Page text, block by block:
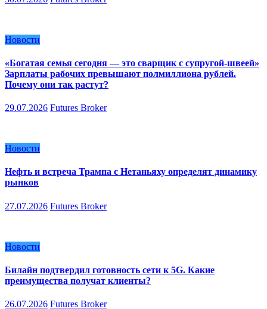
Новости
«Богатая семья сегодня — это сварщик с супругой-швеей»
Зарплаты рабочих превышают полмиллиона рублей.
Почему они так растут?
29.07.2026 Futures Broker
Новости
Нефть и встреча Трампа с Нетаньяху определят динамику
рынков
27.07.2026 Futures Broker
Новости
Билайн подтвердил готовность сети к 5G. Какие
преимущества получат клиенты?
26.07.2026 Futures Broker